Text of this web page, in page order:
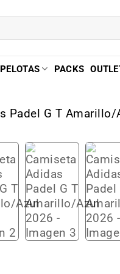
PELOTAS PACKS